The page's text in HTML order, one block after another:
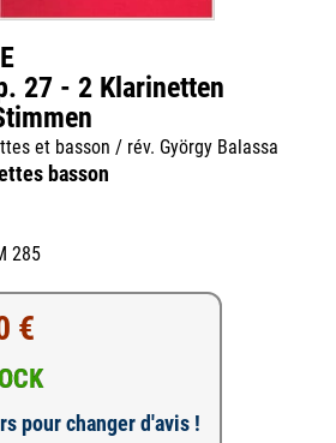
27 - 2 Klarinetten
et basson / rév. György Balassa
basson
285
€
pour changer d'avis !